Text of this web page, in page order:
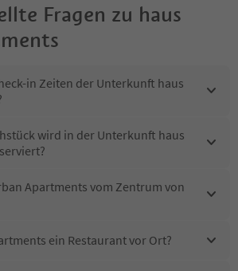
Fragen zu haus
in Zeiten der Unterkunft haus
wird in der Unterkunft haus
Apartments vom Zentrum von
ein Restaurant vor Ort?